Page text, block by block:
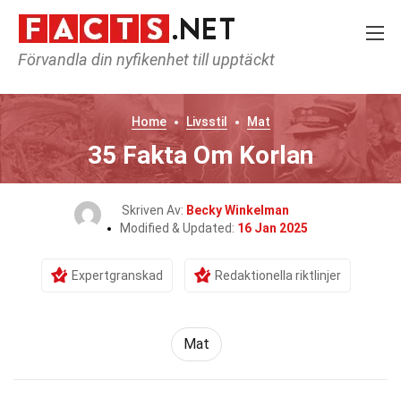
Förvandla din nyfikenhet till upptäckt
Home Livsstil Mat
35 Fakta Om Korlan
Skriven Av: Becky Winkelman
Modified & Updated: 16 Jan 2025
Expertgranskad Redaktionella riktlinjer
Mat